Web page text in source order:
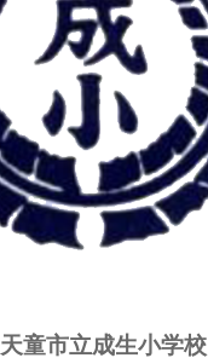
天童市立成生小学校